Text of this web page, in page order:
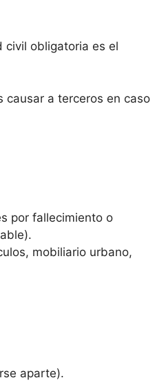
civil obligatoria es el
causar a terceros en caso
por fallecimiento o
mobiliario urbano,
aparte).